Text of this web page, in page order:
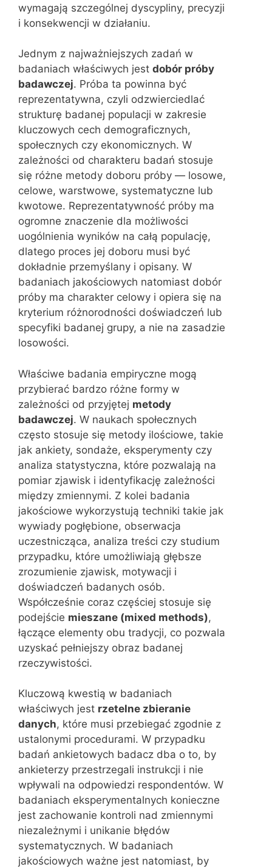
wymagają szczególnej dyscypliny, precyzji
i konsekwencji w działaniu.
Jednym z najważniejszych zadań w
badaniach właściwych jest dobór próby
badawczej. Próba ta powinna być
reprezentatywna, czyli odzwierciedlać
strukturę badanej populacji w zakresie
kluczowych cech demograficznych,
społecznych czy ekonomicznych. W
zależności od charakteru badań stosuje
się różne metody doboru próby — losowe,
celowe, warstwowe, systematyczne lub
kwotowe. Reprezentatywność próby ma
ogromne znaczenie dla możliwości
uogólnienia wyników na całą populację,
dlatego proces jej doboru musi być
dokładnie przemyślany i opisany. W
badaniach jakościowych natomiast dobór
próby ma charakter celowy i opiera się na
kryterium różnorodności doświadczeń lub
specyfiki badanej grupy, a nie na zasadzie
losowości.
Właściwe badania empiryczne mogą
przybierać bardzo różne formy w
zależności od przyjętej metody
badawczej. W naukach społecznych
często stosuje się metody ilościowe, takie
jak ankiety, sondaże, eksperymenty czy
analiza statystyczna, które pozwalają na
pomiar zjawisk i identyfikację zależności
między zmiennymi. Z kolei badania
jakościowe wykorzystują techniki takie jak
wywiady pogłębione, obserwacja
uczestnicząca, analiza treści czy studium
przypadku, które umożliwiają głębsze
zrozumienie zjawisk, motywacji i
doświadczeń badanych osób.
Współcześnie coraz częściej stosuje się
podejście mieszane (mixed methods),
łączące elementy obu tradycji, co pozwala
uzyskać pełniejszy obraz badanej
rzeczywistości.
Kluczową kwestią w badaniach
właściwych jest rzetelne zbieranie
danych, które musi przebiegać zgodnie z
ustalonymi procedurami. W przypadku
badań ankietowych badacz dba o to, by
ankieterzy przestrzegali instrukcji i nie
wpływali na odpowiedzi respondentów. W
badaniach eksperymentalnych konieczne
jest zachowanie kontroli nad zmiennymi
niezależnymi i unikanie błędów
systematycznych. W badaniach
jakościowych ważne jest natomiast, by